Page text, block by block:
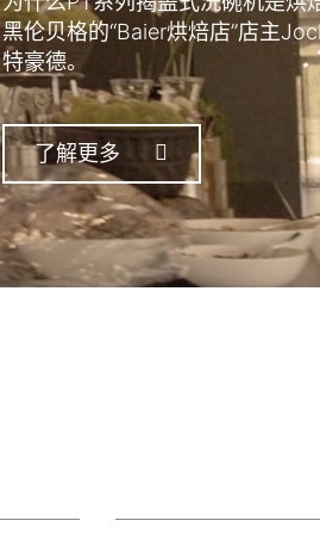
黑伦贝格的“Baier烘焙店”店主
特豪德。
了解更多